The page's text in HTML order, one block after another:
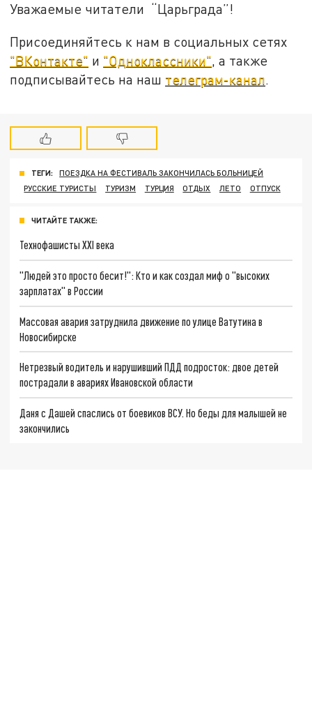
Уважаемые читатели “Царьграда”!
Присоединяйтесь к нам в социальных сетях
"ВКонтакте" и "Одноклассники", а также
подписывайтесь на наш телеграм-канал.
ТЕГИ:
ПОЕЗДКА НА ФЕСТИВАЛЬ ЗАКОНЧИЛАСЬ БОЛЬНИЦЕЙ
РУССКИЕ ТУРИСТЫ
ТУРИЗМ ТУРЦИЯ ОТДЫХ ЛЕТО ОТПУСК
ЧИТАЙТЕ ТАКЖЕ:
Технофашисты XXI века
"Людей это просто бесит!": Кто и как создал миф о "высоких
зарплатах" в России
Массовая авария затруднила движение по улице Ватутина в
Новосибирске
Нетрезвый водитель и нарушивший ПДД подросток: двое детей
пострадали в авариях Ивановской области
Даня с Дашей спаслись от боевиков ВСУ. Но беды для малышей не
закончились